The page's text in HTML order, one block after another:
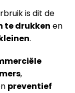
is dit de
te drukken en
.
,
preventief